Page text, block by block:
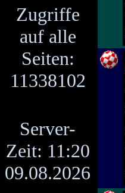
Zugriffe
auf alle
Seiten:
11338102
Server-
Zeit: 11:20
09.08.2026